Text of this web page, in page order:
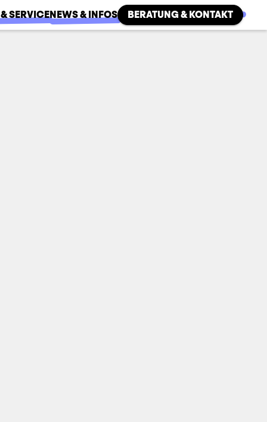
SERVICENEWS & INFOS BERATUNG & KONTAKT